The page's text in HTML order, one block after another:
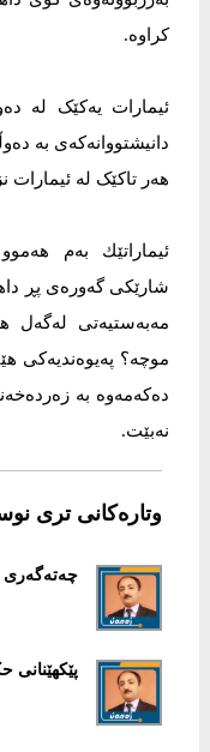
کراوە.
ئیمارات یەکێک لە
دانیشتووانەکەی بە
هەر تاکێک لە ئیمارات نزیکەی 70
ئیماراتێك بەم
شارێكی گەورەی پڕ
مەبەستیەتی لەگەل
موچە؟ پەیوەندیەكی
دەكەمەوە بە
نەبێت.
وتارەکانی تری
چەتەگەری
پێكهێنانی